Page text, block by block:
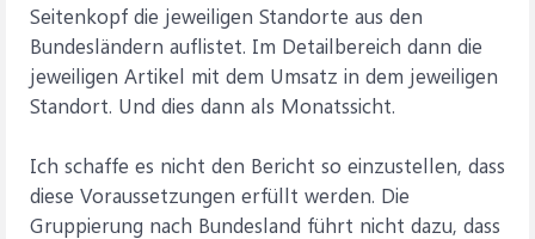
Seitenkopf die jeweiligen Standorte aus den
Bundesländern auflistet. Im Detailbereich dann die
jeweiligen Artikel mit dem Umsatz in dem jeweiligen
Standort. Und dies dann als Monatssicht.
Ich schaffe es nicht den Bericht so einzustellen, dass
diese Voraussetzungen erfüllt werden. Die
Gruppierung nach Bundesland führt nicht dazu, dass